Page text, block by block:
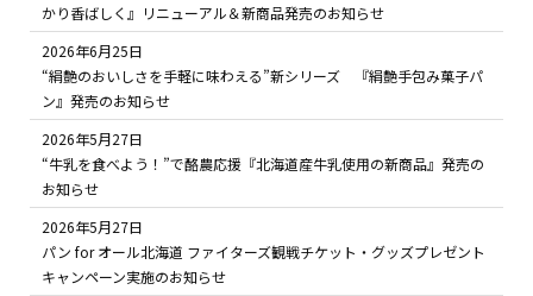
かり香ばしく』リニューアル＆新商品発売のお知らせ
2026年6月25日
“絹艶のおいしさを手軽に味わえる”新シリーズ 『絹艶手包み菓子パ
ン』発売のお知らせ
2026年5月27日
“牛乳を食べよう！”で酪農応援『北海道産牛乳使用の新商品』発売の
お知らせ
2026年5月27日
パン for オール北海道 ファイターズ観戦チケット・グッズプレゼント
キャンペーン実施のお知らせ